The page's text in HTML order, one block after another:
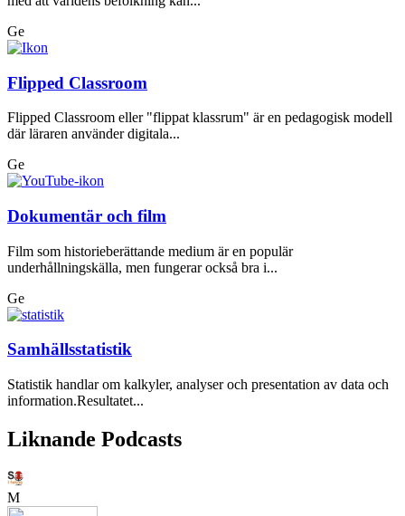
Ge
Flipped Classroom
Flipped Classroom eller "flippat klassrum" är en pedagogisk modell
där läraren använder digitala...
Ge
Dokumentär och film
Film som historieberättande medium är en populär
underhållningskälla, men fungerar också bra i...
Ge
Samhällsstatistik
Statistik handlar om kalkyler, analyser och presentation av data och
information.Resultatet...
Liknande Podcasts
M